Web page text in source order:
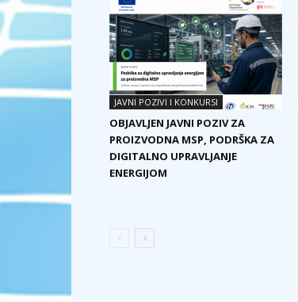
JAVNI POZIVI I KONKURSI
OBJAVLJEN JAVNI POZIV ZA
PROIZVODNA MSP, PODRŠKA ZA
DIGITALNO UPRAVLJANJE
ENERGIJOM